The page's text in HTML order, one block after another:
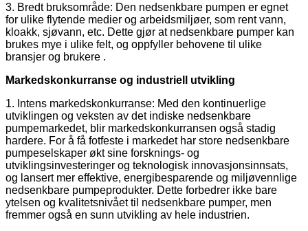
3. Bredt bruksområde: Den nedsenkbare pumpen er egnet
for ulike flytende medier og arbeidsmiljøer, som rent vann,
kloakk, sjøvann, etc. Dette gjør at nedsenkbare pumper kan
brukes mye i ulike felt, og oppfyller behovene til ulike
bransjer og brukere .
Markedskonkurranse og industriell utvikling
1. Intens markedskonkurranse: Med den kontinuerlige
utviklingen og veksten av det indiske nedsenkbare
pumpemarkedet, blir markedskonkurransen også stadig
hardere. For å få fotfeste i markedet har store nedsenkbare
pumpeselskaper økt sine forsknings- og
utviklingsinvesteringer og teknologisk innovasjonsinnsats,
og lansert mer effektive, energibesparende og miljøvennlige
nedsenkbare pumpeprodukter. Dette forbedrer ikke bare
ytelsen og kvalitetsnivået til nedsenkbare pumper, men
fremmer også en sunn utvikling av hele industrien.